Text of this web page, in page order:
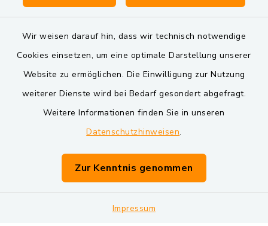
Wir weisen darauf hin, dass wir technisch notwendige
Cookies einsetzen, um eine optimale Darstellung unserer
Website zu ermöglichen. Die Einwilligung zur Nutzung
weiterer Dienste wird bei Bedarf gesondert abgefragt.
Weitere Informationen finden Sie in unseren
Datenschutzhinweisen.
Zur Kenntnis genommen
Impressum
Barrierefreiheit
Sitemap